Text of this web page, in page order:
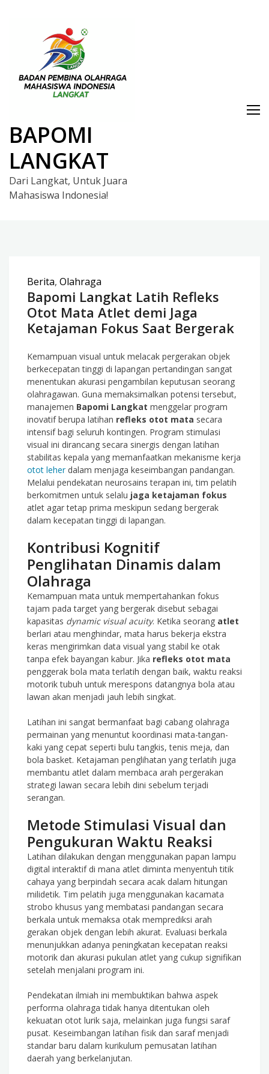
BAPOMI
LANGKAT
Dari Langkat, Untuk Juara
Mahasiswa Indonesia!
Berita, Olahraga
Bapomi Langkat Latih Refleks
Otot Mata Atlet demi Jaga
Ketajaman Fokus Saat Bergerak
Kemampuan visual untuk melacak pergerakan objek
berkecepatan tinggi di lapangan pertandingan sangat
menentukan akurasi pengambilan keputusan seorang
olahragawan. Guna memaksimalkan potensi tersebut,
manajemen Bapomi Langkat menggelar program
inovatif berupa latihan refleks otot mata secara
intensif bagi seluruh kontingen. Program stimulasi
visual ini dirancang secara sinergis dengan latihan
stabilitas kepala yang memanfaatkan mekanisme kerja
otot leherdalam menjaga keseimbangan pandangan.
Melalui pendekatan neurosains terapan ini, tim pelatih
berkomitmen untuk selalu jaga ketajaman fokus
atlet agar tetap prima meskipun sedang bergerak
dalam kecepatan tinggi di lapangan.
Kontribusi Kognitif
Penglihatan Dinamis dalam
Olahraga
Kemampuan mata untuk mempertahankan fokus
tajam pada target yang bergerak disebut sebagai
kapasitas dynamic visual acuity. Ketika seorang atlet
berlari atau menghindar, mata harus bekerja ekstra
keras mengirimkan data visual yang stabil ke otak
tanpa efek bayangan kabur. Jika refleks otot mata
penggerak bola mata terlatih dengan baik, waktu reaksi
motorik tubuh untuk merespons datangnya bola atau
lawan akan menjadi jauh lebih singkat.
Latihan ini sangat bermanfaat bagi cabang olahraga
permainan yang menuntut koordinasi mata-tangan-
kaki yang cepat seperti bulu tangkis, tenis meja, dan
bola basket. Ketajaman penglihatan yang terlatih juga
membantu atlet dalam membaca arah pergerakan
strategi lawan secara lebih dini sebelum terjadi
serangan.
Metode Stimulasi Visual dan
Pengukuran Waktu Reaksi
Latihan dilakukan dengan menggunakan papan lampu
digital interaktif di mana atlet diminta menyentuh titik
cahaya yang berpindah secara acak dalam hitungan
milidetik. Tim pelatih juga menggunakan kacamata
strobo khusus yang membatasi pandangan secara
berkala untuk memaksa otak memprediksi arah
gerakan objek dengan lebih akurat. Evaluasi berkala
menunjukkan adanya peningkatan kecepatan reaksi
motorik dan akurasi pukulan atlet yang cukup signifikan
setelah menjalani program ini.
Pendekatan ilmiah ini membuktikan bahwa aspek
performa olahraga tidak hanya ditentukan oleh
kekuatan otot lurik saja, melainkan juga fungsi saraf
pusat. Keseimbangan latihan fisik dan saraf menjadi
standar baru dalam kurikulum pemusatan latihan
daerah yang berkelanjutan.